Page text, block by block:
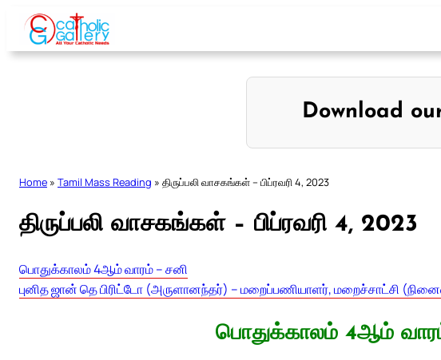
Skip
content
Download
Home » Tamil Mass Reading » திருப்பலி வாசகங்கள் – பிப்ரவரி 4, 2023
திருப்பலி வாசகங்கள் – பிப்ரவரி 4, 2023
பொதுக்காலம் 4ஆம் வாரம் – சனி
புனித ஜான் தெ பிரிட்டோ (அருளானந்தர்) – மறைப்பணியாளர், மறைச்சாட்சி
பொதுக்காலம் 4ஆம்